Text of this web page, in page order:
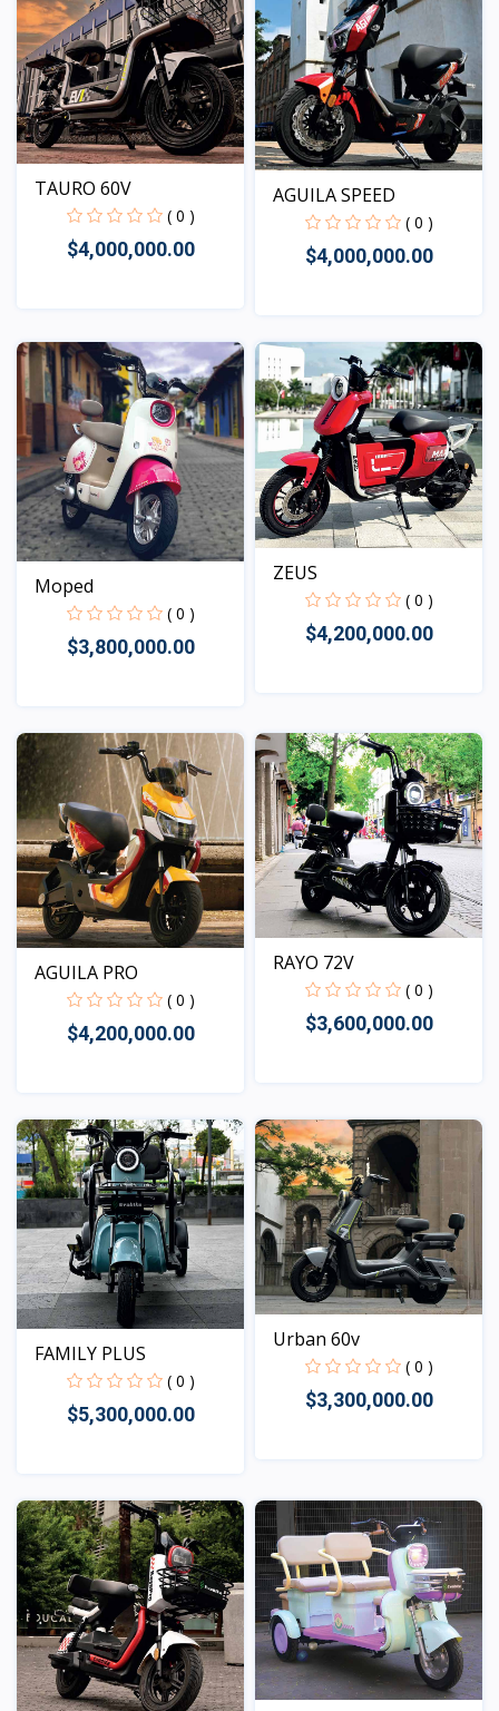
TAURO 60V
( 0 )
$4,000,000.00
AGUILA SPEED
( 0 )
$4,000,000.00
Vista
Moped
( 0 )
$3,800,000.00
Vista
ZEUS
( 0 )
$4,200,000.00
AGUILA PRO
( 0 )
$4,200,000.00
Vista
RAYO 72V
( 0 )
$3,600,000.00
FAMILY PLUS
( 0 )
$5,300,000.00
Vista
Urban 60v
( 0 )
$3,300,000.00